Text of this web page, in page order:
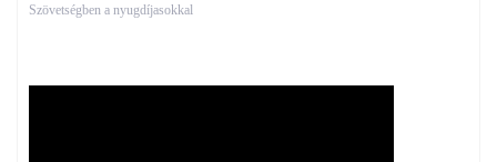
Szövetségben a nyugdíjasokkal